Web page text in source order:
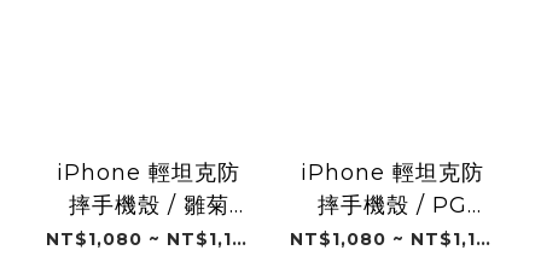
iPhone 輕坦克防
摔手機殼 / 雛菊
(2025 New
NT$1,080 ~ NT$1,180
iPhone 輕坦克防
摔手機殼 / PG
(2025 New
NT$1,080 ~ NT$1,180